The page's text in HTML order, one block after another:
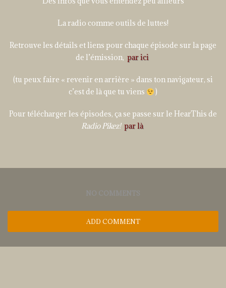
La radio comme outils de luttes!
Retrouve les détails et liens pour chaque épisode sur la page
de l’émission, par ici
(tu peux faire « revenir en arrière » dans ton navigateur, si
c’est de là que tu viens
)
Pour télécharger les épisodes, ça se passe sur le HearThis de
Radio Pikez! par là
NO COMMENTS
ADD COMMENT